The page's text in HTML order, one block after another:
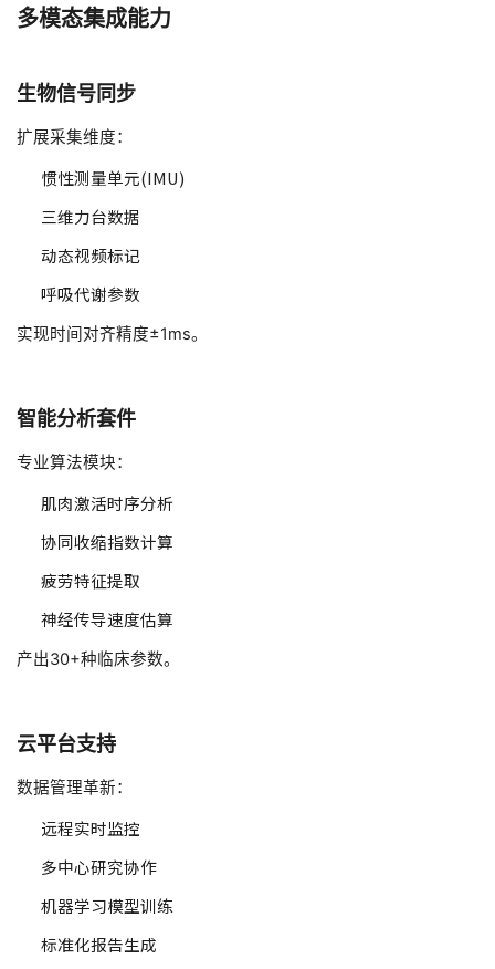
多模态集成能力
生物信号同步
扩展采集维度：
惯性测量单元(IMU)
三维力台数据
动态视频标记
呼吸代谢参数
实现时间对齐精度±1ms。
智能分析套件
专业算法模块：
肌肉激活时序分析
协同收缩指数计算
疲劳特征提取
神经传导速度估算
产出30+种临床参数。
云平台支持
数据管理革新：
远程实时监控
多中心研究协作
机器学习模型训练
标准化报告生成